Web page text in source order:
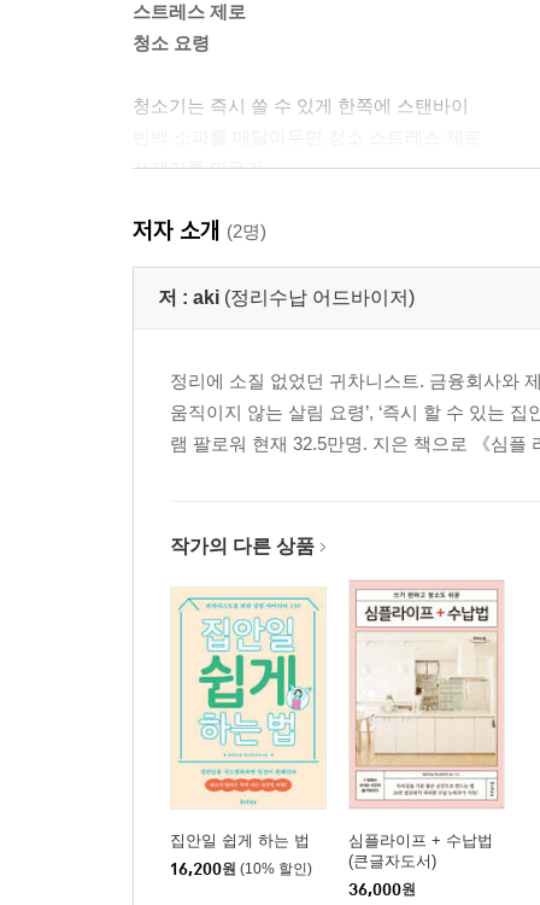
스트레스 제로
청소 요령
청소기는 즉시 쓸 수 있게 한쪽에 스탠바이
쓰레기통 띄우기
물티슈는 앉아서 꺼낼 수 있는 위치에
바닥 청소는 로봇 청소기에게
잠 잘 때 빨래 실내 건조
냉장고는 쉽게 움직일 수 있기 때문에 5분이면 밑
싱크대 주변 물건은 방치 청소로 반짝반짝
세면대 거름망은 스테인레스로
스펀지는 세면대 바로 옆에
청소용 수건 말릴 곳 만들기
욕실에서 쓰는 것은 모두 벽에 건다!
욕실 고무패킹 곰팡이는 표백제 + 전분
column 01 매일 청소 루틴
세탁 요령
저자 소개 (2명)
저 : aki (정리수납 어드바이저)
정리에 소질 없었던 귀차니스트. 금융회사와
움직이지 않는 살림 요령’, ‘즉시 할 수 있는
램 팔로워 현재 32.5만명. 지은 책으로 《심플
작가의 다른 상품
집안일 쉽게 하는 법
16,200원 (10% 할인)
심플라이프 + 수납법
(큰글자도서)
36,000원